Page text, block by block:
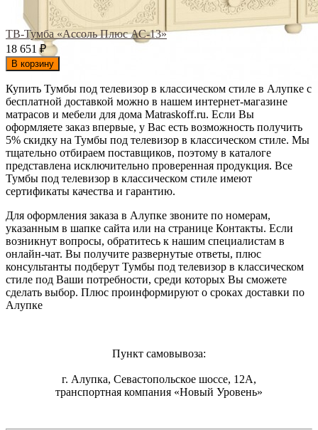
ТВ-Тумба «Ассоль Плюс АС-13»
18 651₽
В корзину
Купить Тумбы под телевизор в классическом стиле в Алупке с
бесплатной доставкой можно в нашем интернет-магазине
матрасов и мебели для дома Matraskoff.ru. Если Вы
оформляете заказ впервые, у Вас есть возможность получить
5% скидку на Тумбы под телевизор в классическом стиле. Мы
тщательно отбираем поставщиков, поэтому в каталоге
представлена исключительно проверенная продукция. Все
Тумбы под телевизор в классическом стиле имеют
сертификаты качества и гарантию.
Для оформления заказа в Алупке звоните по номерам,
указанным в шапке сайта или на странице Контакты. Если
возникнут вопросы, обратитесь к нашим специалистам в
онлайн-чат. Вы получите развернутые ответы, плюс
консультанты подберут Тумбы под телевизор в классическом
стиле под Ваши потребности, среди которых Вы сможете
сделать выбор. Плюс проинформируют о сроках доставки по
Алупке
Пункт самовывоза:
г. Алупка, Севастопольское шоссе, 12А,
транспортная компания «Новый Уровень»